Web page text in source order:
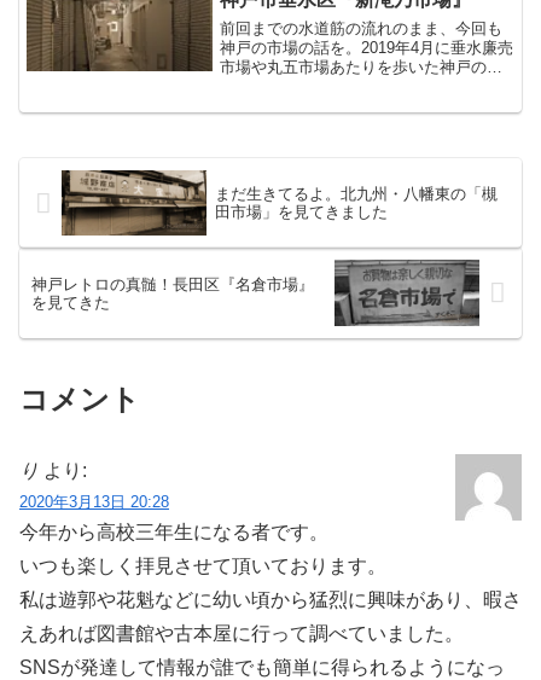
前回までの水道筋の流れのまま、今回も
神戸の市場の話を。2019年4月に垂水廉売
市場や丸五市場あたりを歩いた神戸の市
まだ生きてるよ。北九州・八幡東の「槻
田市場」を見てきました
神戸レトロの真髄！長田区『名倉市場』
を見てきた
コメント
り より:
2020年3月13日 20:28
今年から高校三年生になる者です。
いつも楽しく拝見させて頂いております。
私は遊郭や花魁などに幼い頃から猛烈に興味があり、暇さ
えあれば図書館や古本屋に行って調べていました。
SNSが発達して情報が誰でも簡単に得られるようになっ